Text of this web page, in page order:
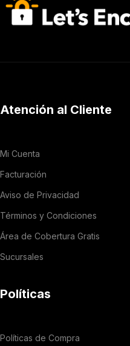
Atención al Cliente
Mi Cuenta
Facturación
Aviso de Privacidad
Términos y Condiciones
Área de Cobertura Gratis
Sucursales
Políticas
Políticas de Compra